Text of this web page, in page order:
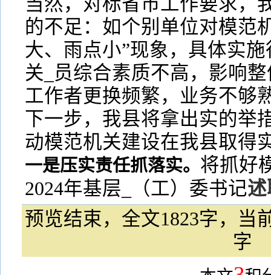
的不足：如个别单位对模范
大、雨点小”现象，具体实
关_员综合素质不高，影响
工作者更换频繁，业务不够
下一步，我县将拿出实的举
动模范机关建设在我县取得
一是压实责任抓落实。 将抓好
2024年基层_（工）委书记
预览结束，全文1823字，当
字